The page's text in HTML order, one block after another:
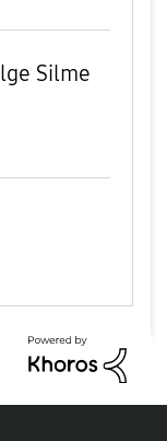
Silme